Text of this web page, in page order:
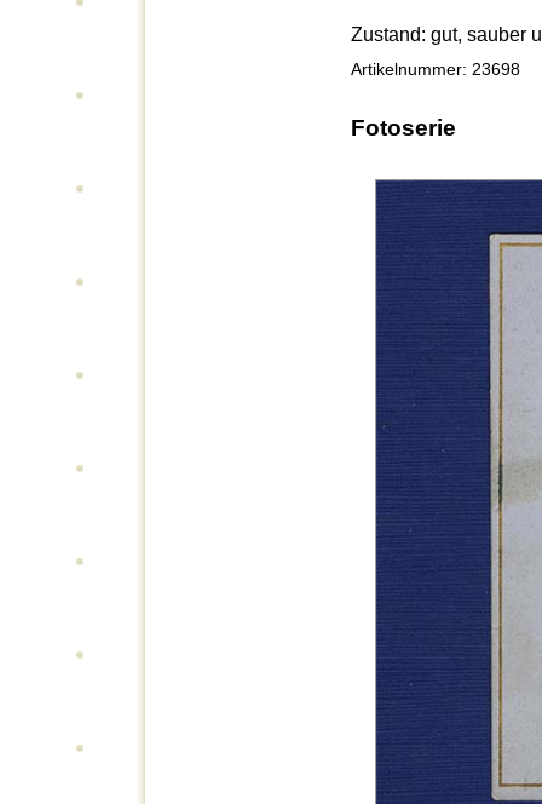
Zustand: gut, sauber
Artikelnummer: 23698
Fotoserie